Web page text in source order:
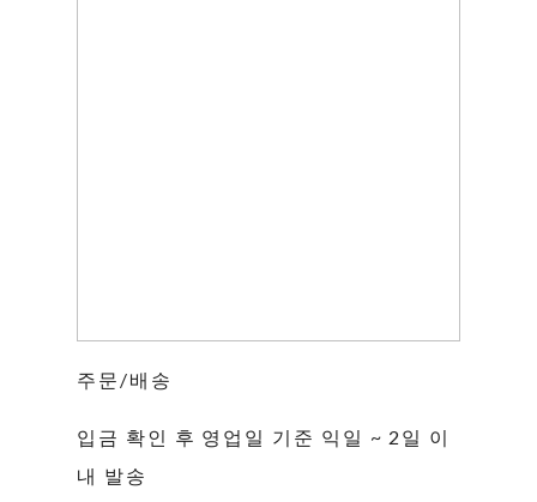
주문/배송
입금 확인 후 영업일 기준 익일 ~ 2일 이
내 발송